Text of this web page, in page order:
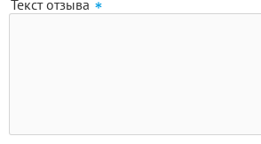
Текст отзыва